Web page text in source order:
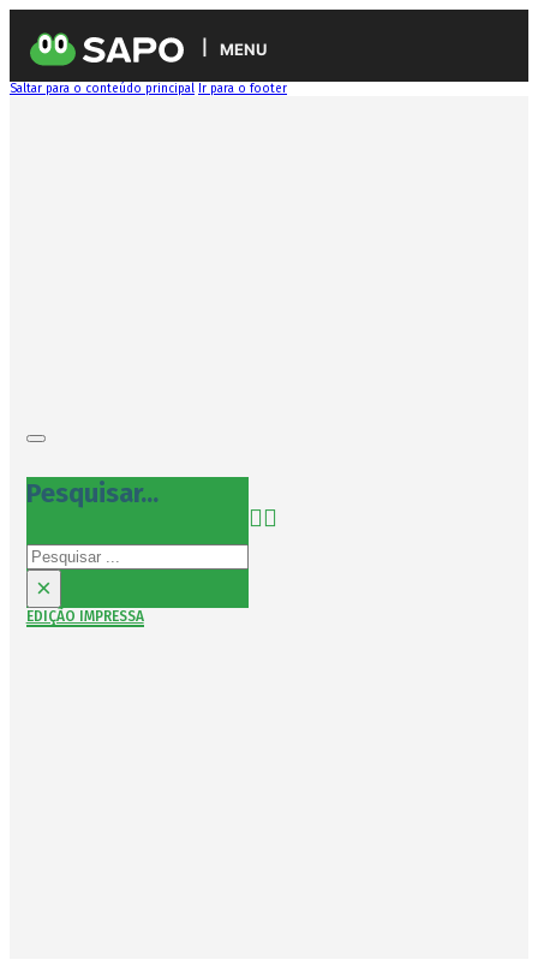
MENU
Saltar para o conteúdo principal Ir para o footer
Pesquisar...
Pesquisar
×
EDIÇÃO IMPRESSA